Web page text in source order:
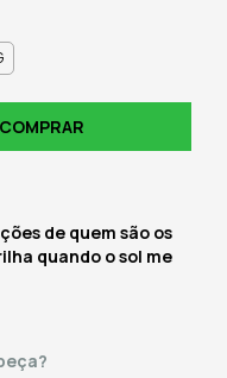
de quem são os
quando o sol me